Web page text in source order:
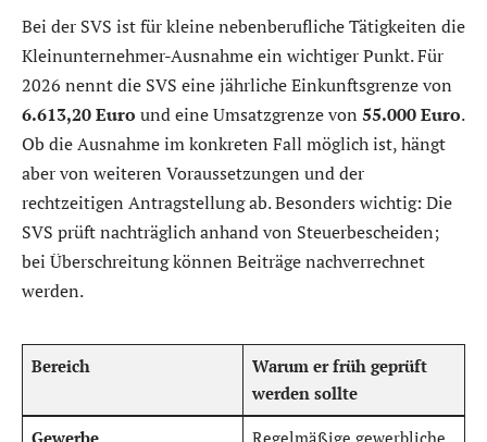
Bei der SVS ist für kleine nebenberufliche Tätigkeiten die
Kleinunternehmer-Ausnahme ein wichtiger Punkt. Für
2026 nennt die SVS eine jährliche Einkunftsgrenze von
6.613,20 Euro und eine Umsatzgrenze von 55.000 Euro.
Ob die Ausnahme im konkreten Fall möglich ist, hängt
aber von weiteren Voraussetzungen und der
rechtzeitigen Antragstellung ab. Besonders wichtig: Die
SVS prüft nachträglich anhand von Steuerbescheiden;
bei Überschreitung können Beiträge nachverrechnet
werden.
Bereich
Warum er früh geprüft
werden sollte
Gewerbe
Regelmäßige gewerbliche